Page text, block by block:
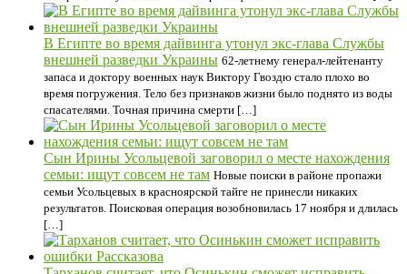
В Египте во время дайвинга утонул экс-глава Службы
внешней разведки Украины 62-летнему генерал-лейтенанту
запаса и доктору военных наук Виктору Гвоздю стало плохо во
время погружения. Тело без признаков жизни было поднято из воды
спасателями. Точная причина смерти […]
Сын Ирины Усольцевой заговорил о месте нахождения
семьи: ищут совсем не там Новые поиски в районе пропажи
семьи Усольцевых в красноярской тайге не принесли никаких
результатов. Поисковая операция возобновилась 17 ноября и длилась
[…]